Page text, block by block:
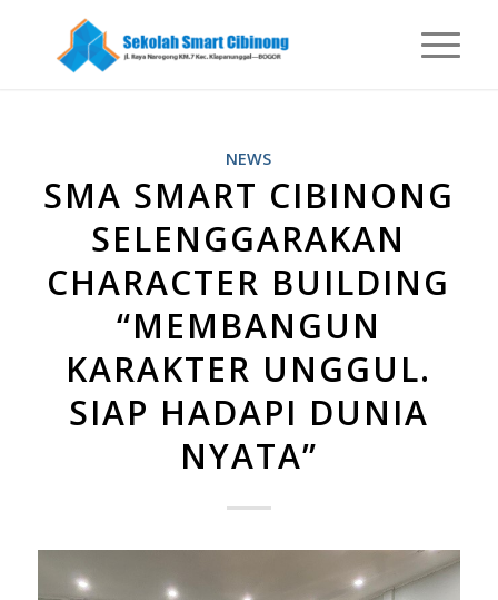
NEWS
SMA SMART CIBINONG
SELENGGARAKAN
CHARACTER BUILDING
“MEMBANGUN
KARAKTER UNGGUL.
SIAP HADAPI DUNIA
NYATA”